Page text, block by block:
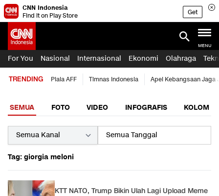
CNN Indonesia
Find it on Play Store
Get
MENU
For You Nasional Internasional Ekonomi Olahraga
TRENDING Piala AFF Timnas Indonesia Apel Kebangsaan Jaga
SEMUA FOTO VIDEO INFOGRAFIS KOLOM
Tag: giorgia meloni
KTT NATO, Trump Bikin Ulah Lagi Upload Meme